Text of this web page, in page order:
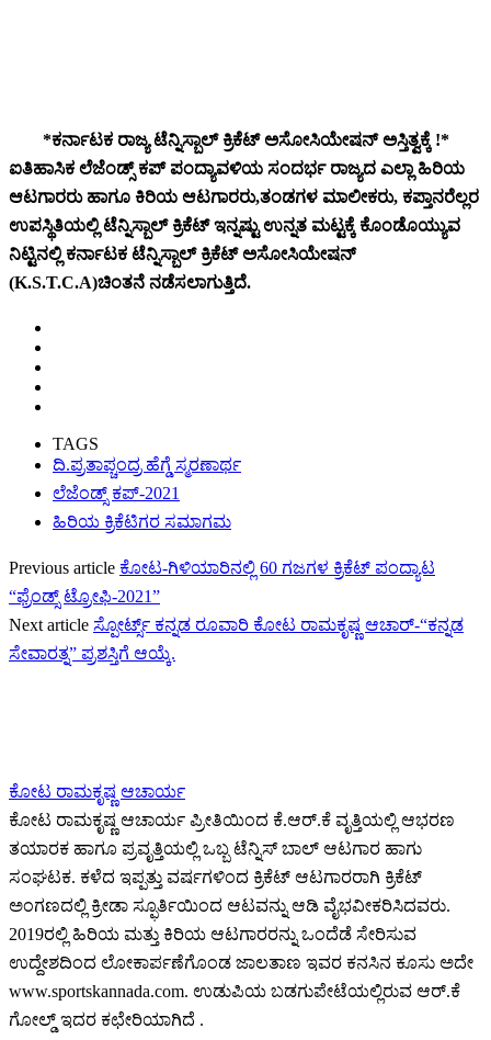
*ಕರ್ನಾಟಕ ರಾಜ್ಯ ಟೆನ್ನಿಸ್ಬಾಲ್ ಕ್ರಿಕೆಟ್ ಅಸೋಸಿಯೇಷನ್ ಅಸ್ತಿತ್ವಕ್ಕೆ !*
ಐತಿಹಾಸಿಕ ಲೆಜೆಂಡ್ಸ್ ಕಪ್ ಪಂದ್ಯಾವಳಿಯ ಸಂದರ್ಭ ರಾಜ್ಯದ ಎಲ್ಲಾ ಹಿರಿಯ
ಆಟಗಾರರು ಹಾಗೂ ಕಿರಿಯ ಆಟಗಾರರು,ತಂಡಗಳ ಮಾಲೀಕರು, ಕಪ್ತಾನರೆಲ್ಲರ
ಉಪಸ್ಥಿತಿಯಲ್ಲಿ ಟೆನ್ನಿಸ್ಬಾಲ್ ಕ್ರಿಕೆಟ್ ಇನ್ನಷ್ಟು ಉನ್ನತ ಮಟ್ಟಕ್ಕೆ ಕೊಂಡೊಯ್ಯುವ
ನಿಟ್ಟಿನಲ್ಲಿ ಕರ್ನಾಟಕ ಟೆನ್ನಿಸ್ಬಾಲ್ ಕ್ರಿಕೆಟ್ ಅಸೋಸಿಯೇಷನ್
(K.S.T.C.A)ಚಿಂತನೆ ನಡೆಸಲಾಗುತ್ತಿದೆ.
TAGS
ದಿ‌.ಪ್ರತಾಪ್ಚಂದ್ರ ಹೆಗ್ಡೆ ಸ್ಮರಣಾರ್ಥ
ಲೆಜೆಂಡ್ಸ್ ಕಪ್-2021
ಹಿರಿಯ ಕ್ರಿಕೆಟಿಗರ ಸಮಾಗಮ
Previous article ಕೋಟ-ಗಿಳಿಯಾರಿನಲ್ಲಿ 60 ಗಜಗಳ ಕ್ರಿಕೆಟ್ ಪಂದ್ಯಾಟ
“ಫ್ರೆಂಡ್ಸ್ ಟ್ರೋಫಿ-2021”
Next article ಸ್ಪೋರ್ಟ್ಸ್ ಕನ್ನಡ ರೂವಾರಿ ಕೋಟ ರಾಮಕೃಷ್ಣ ಆಚಾರ್-“ಕನ್ನಡ
ಸೇವಾರತ್ನ” ಪ್ರಶಸ್ತಿಗೆ ಆಯ್ಕೆ.
ಕೋಟ ರಾಮಕೃಷ್ಣ ಆಚಾರ್ಯ
ಕೋಟ ರಾಮಕೃಷ್ಣ ಆಚಾರ್ಯ ಪ್ರೀತಿಯಿಂದ ಕೆ.ಆರ್.ಕೆ ವೃತ್ತಿಯಲ್ಲಿ ಆಭರಣ
ತಯಾರಕ ಹಾಗೂ ಪ್ರವೃತ್ತಿಯಲ್ಲಿ ಒಬ್ಬ ಟೆನ್ನಿಸ್ ಬಾಲ್ ಆಟಗಾರ ಹಾಗು
ಸಂಘಟಕ. ಕಳೆದ ಇಪ್ಪತ್ತು ವರ್ಷಗಳಿಂದ ಕ್ರಿಕೆಟ್ ಆಟಗಾರರಾಗಿ ಕ್ರಿಕೆಟ್
ಅಂಗಣದಲ್ಲಿ ಕ್ರೀಡಾ ಸ್ಫೂರ್ತಿಯಿಂದ ಆಟವನ್ನು ಆಡಿ ವೈಭವೀಕರಿಸಿದವರು.
2019ರಲ್ಲಿ ಹಿರಿಯ ಮತ್ತು ಕಿರಿಯ ಆಟಗಾರರನ್ನು ಒಂದೆಡೆ ಸೇರಿಸುವ
ಉದ್ದೇಶದಿಂದ ಲೋಕಾರ್ಪಣೆಗೊಂಡ ಜಾಲತಾಣ ಇವರ ಕನಸಿನ ಕೂಸು ಅದೇ
www.sportskannada.com. ಉಡುಪಿಯ ಬಡಗುಪೇಟೆಯಲ್ಲಿರುವ ಆರ್.ಕೆ
ಗೋಲ್ಡ್ ಇದರ ಕಛೇರಿಯಾಗಿದೆ .